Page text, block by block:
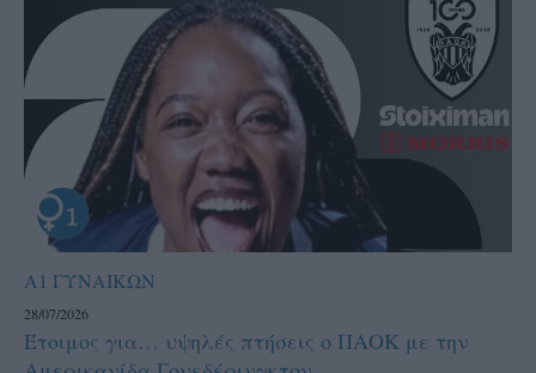
Α1 ΓΥΝΑΙΚΩΝ
28/07/2026
Έτοιμος για… υψηλές πτήσεις ο ΠΑΟΚ με την